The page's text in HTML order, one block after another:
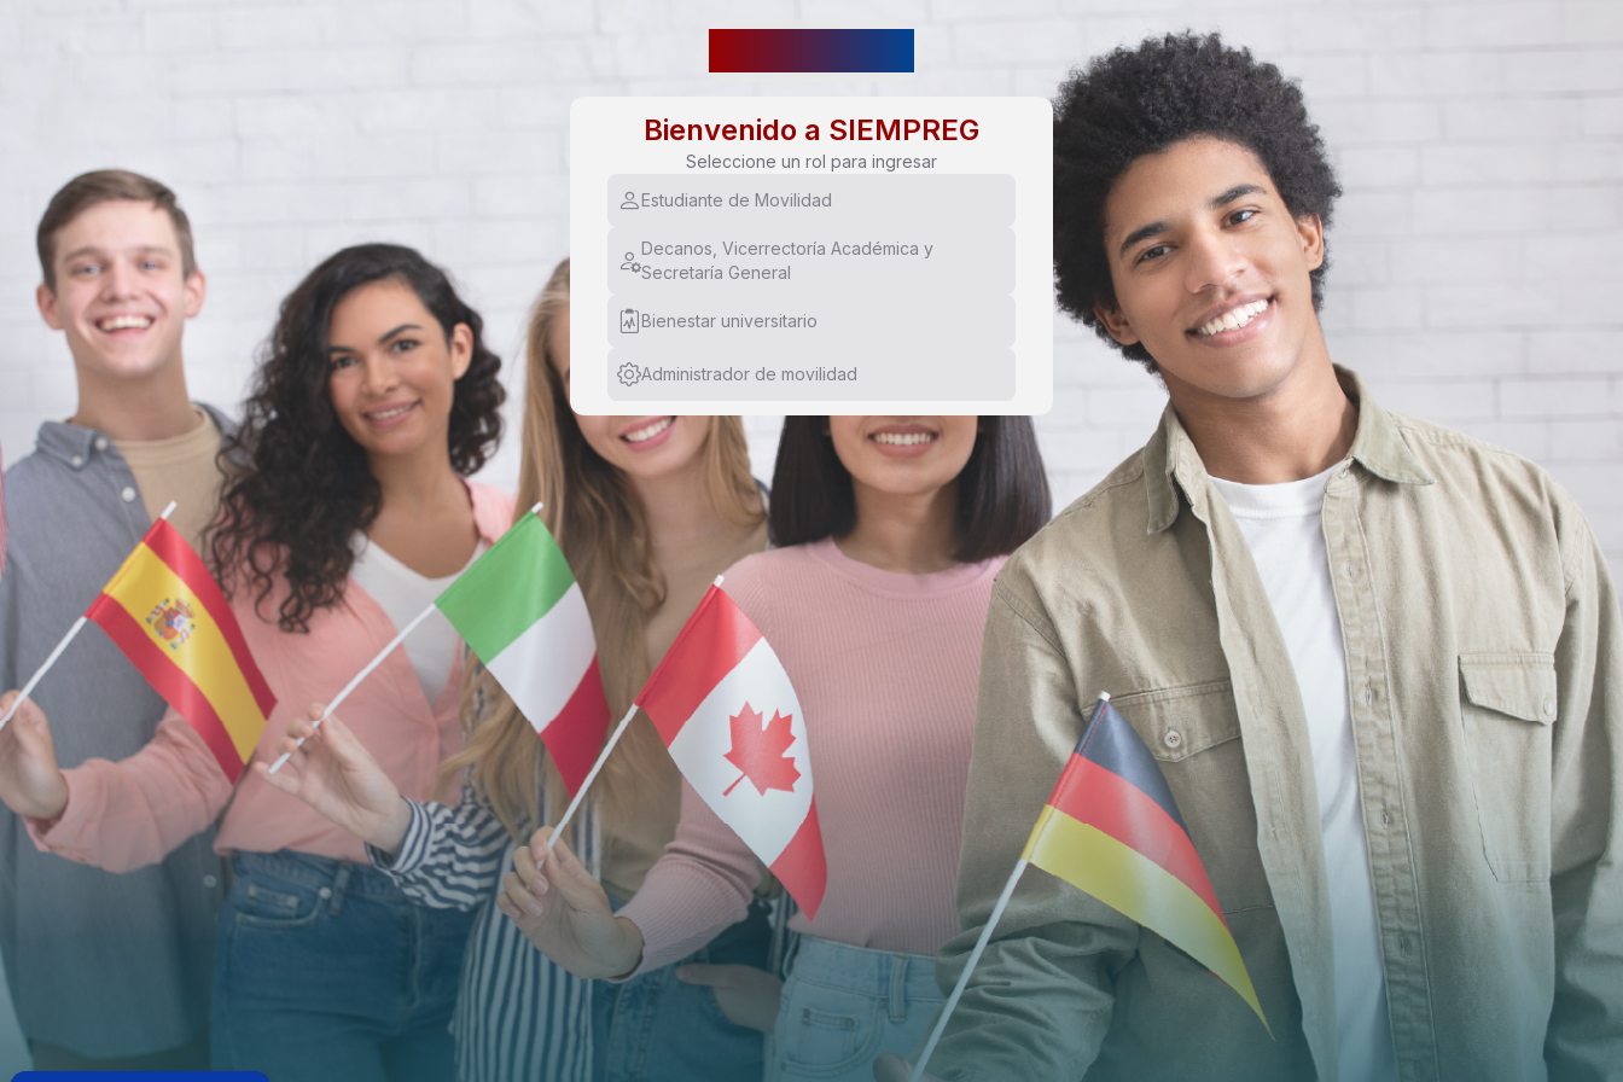
Bienvenido a SIEMPREG
Seleccione un rol para ingresar
Estudiante de Movilidad
Decanos, Vicerrectoría Académica y
Secretaría General
Bienestar universitario
Administrador de movilidad